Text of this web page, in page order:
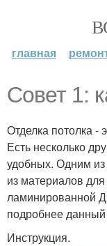
главная
Совет 1:
Отделка потолка -
Есть несколько
удобных. Одним
из материалов
ламинированной
подробнее данный
Инструкция.